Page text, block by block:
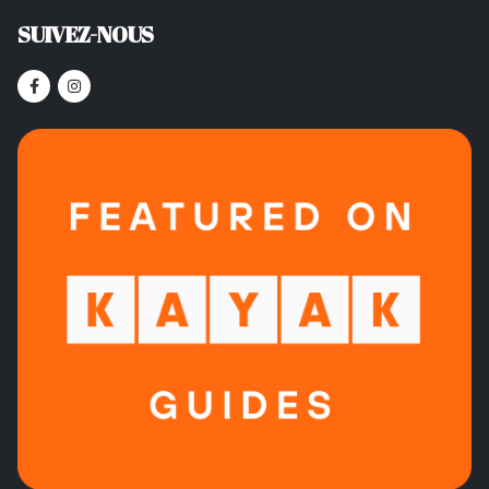
SUIVEZ-NOUS